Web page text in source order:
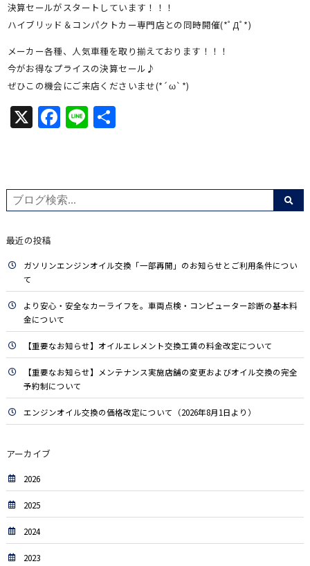
決算セールがスタートしています！！！
ハイブリッド＆コンパクトカー専門店との同時開催(*ﾟДﾟ*)
メーカー各種、人気車種を取り揃えております！！！
今がお得なプライスの決算セール♪
ぜひこの機会にご来店くださいませ(*´ω`*)
X Facebook
Line共
最近の投稿
ガソリンエンジンオイル交換「一部再開」のお知らせとご利用条件につい
て
より安心・安全なカーライフを。車両点検・コンピューター診断の基本料
金について
【重要なお知らせ】オイルエレメント交換工賃の料金改定について
【重要なお知らせ】メンテナンス実施店舗の変更およびオイル交換の完全
予約制について
エンジンオイル交換の価格改定について（2026年8月1日より）
アーカイブ
2026
2025
2024
2023